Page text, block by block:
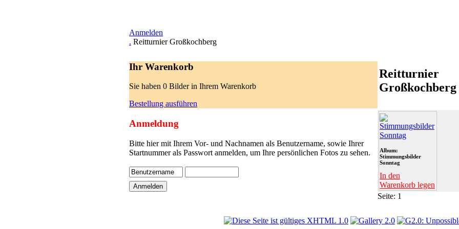
Anmelden
. Reitturnier Großkochberg
Ihr Warenkorb
Sie haben 0 Bilder in Ihrem Warenkorb
Bestellung ausführen
Anmeldung
Bitte hier mit Ihrem Vor- und Nachnamen als Benutzername, sowie Ihrer
Startnummer als Passwort anmelden, um Ihre persönlichen Fotos zu sehen.
Reitturnier
Großkochberg
Album:
Stimmungsbilder
Sonntag
In den
Warenkorb legen
Seite: 1